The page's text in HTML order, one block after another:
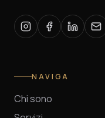
NAVIGA
Chi sono